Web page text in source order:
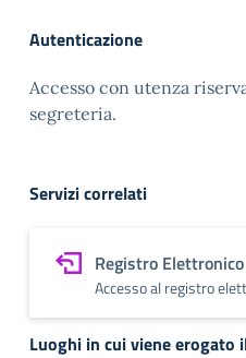
Autenticazione
Accesso con utenza
segreteria.
Servizi correlati
Registro
Accesso al registro
Luoghi in cui viene erogato